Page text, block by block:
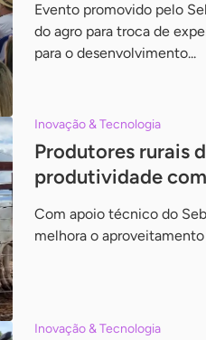
Evento promovido pelo
do agro para troca de
para o desenvolvimento...
Inovação & Tecnologia
Produtores rurais
produtividade
Com apoio técnico do
melhora o aproveitamento
Inovação & Tecnologia